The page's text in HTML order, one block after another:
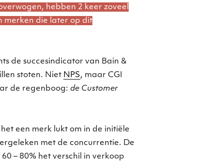
hebben 2 keer zoveel
merken die later op dit
de succesindicator van Bain &
stoten. Niet NPS, maar CGI
de regenboog: de Customer
een merk lukt om in de initiële
met de concurrentie. De
– 80% het verschil in verkoop